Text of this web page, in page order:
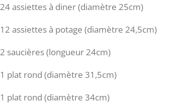
24 assiettes à diner (diamètre 25cm)
12 assiettes à potage (diamètre 24,5cm)
2 saucières (longueur 24cm)
1 plat rond (diamètre 31,5cm)
1 plat rond (diamètre 34cm)